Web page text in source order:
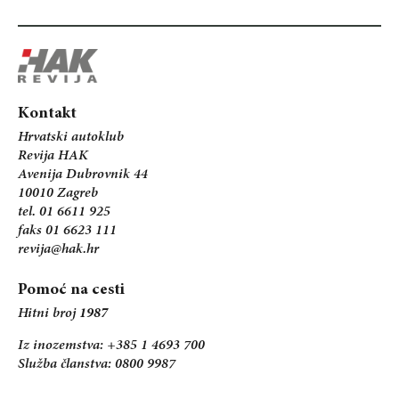
Kontakt
Hrvatski autoklub
Revija HAK
Avenija Dubrovnik 44
10010 Zagreb
tel. 01 6611 925
faks 01 6623 111
revija@hak.hr
Pomoć na cesti
Hitni broj 1987
Iz inozemstva: +385 1 4693 700
Služba članstva: 0800 9987